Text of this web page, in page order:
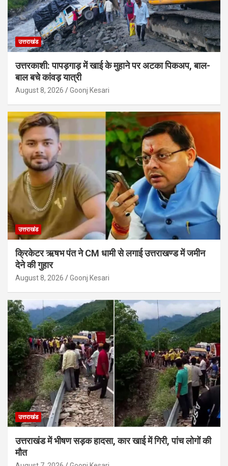
उत्तराखंड
उत्तरकाशी: पापड़गाड़ में खाई के मुहाने पर अटका पिकअप, बाल-
बाल बचे कांवड़ यात्री
August 8, 2026 Goonj Kesari
उत्तराखंड
क्रिकेटर ऋषभ पंत ने CM धामी से लगाई उत्तराखण्ड में जमीन
देने की गुहार
August 8, 2026 Goonj Kesari
उत्तराखंड
उत्तराखंड में भीषण सड़क हादसा, कार खाई में गिरी, पांच लोगों की
मौत